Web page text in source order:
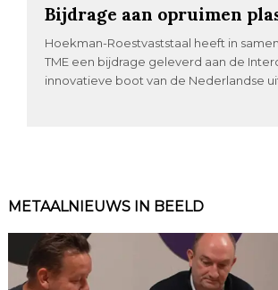
Bijdrage aan opruimen
Hoekman-Roestvaststaal heeft in
TME een bijdrage geleverd aan de
innovatieve boot van de Nederlandse
METAALNIEUWS IN BEELD